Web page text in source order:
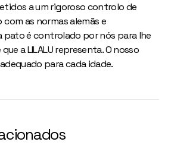
a um rigoroso controlo de
as normas alemãs e
pato é controlado por nós para lhe
a LILALU representa. O nosso
para cada idade.